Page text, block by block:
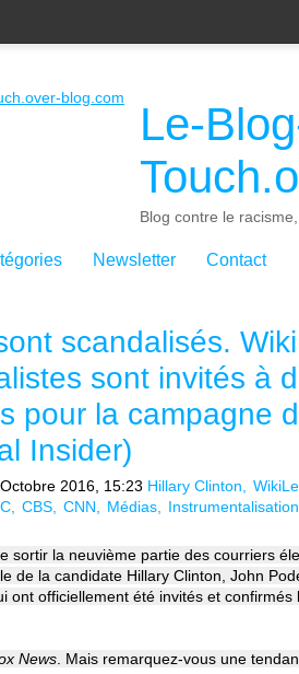
Le-
Blog contre le
Newsletter Contact
scandalisés.
sont invités à
pour la campagne
Insider)
2016, 15:23 Hillary Clinton
CBS CNN Médias Instrumentalisation
sortir la neuvième partie des courriers
de la candidate Hillary Clinton, John
ont officiellement été invités et
News . Mais remarquez-vous une